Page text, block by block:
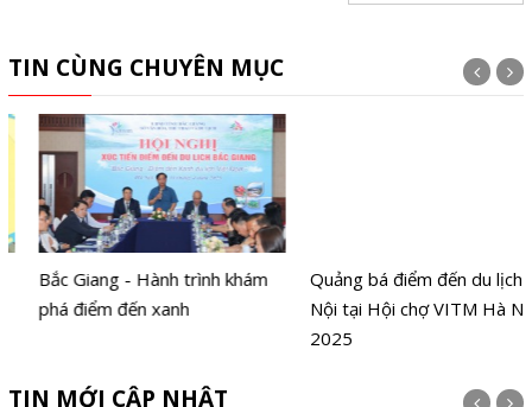
TIN CÙNG CHUYÊN MỤC
Bắc Giang - Hành trình khám
phá điểm đến xanh
Quảng bá điểm đến du lịch Hà
Nội tại Hội chợ VITM Hà Nội
2025
TIN MỚI CẬP NHẬT